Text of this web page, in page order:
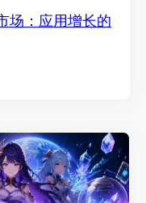
场：应用增长的